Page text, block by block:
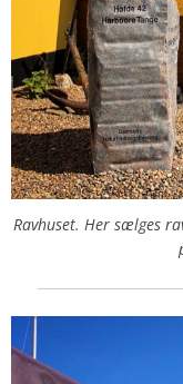
Ravhuset. Her sælges